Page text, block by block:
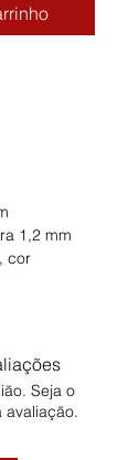
1,2 mm
cor
Seja o
avaliação.